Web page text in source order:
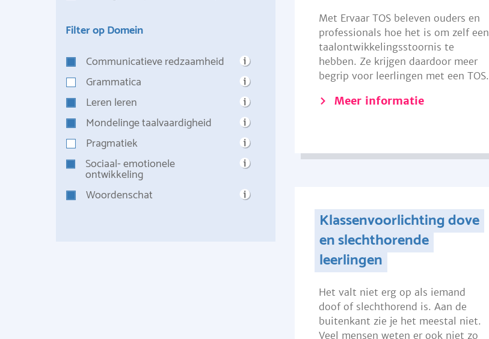
Filter op Domein
Communicatieve redzaamheid
Grammatica
Leren leren
Mondelinge taalvaardigheid
Pragmatiek
Sociaal- emotionele
ontwikkeling
Woordenschat
Met Ervaar TOS beleven ouders en
professionals hoe het is om zelf een
taalontwikkelingsstoornis te
hebben. Ze krijgen daardoor meer
begrip voor leerlingen met een TOS.
Meer informatie
Klassenvoorlichting dove
en slechthorende
leerlingen
Het valt niet erg op als iemand
doof of slechthorend is. Aan de
buitenkant zie je het meestal niet.
Veel mensen weten er ook niet zo